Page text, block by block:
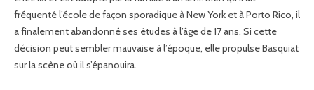
fréquenté l’école de façon sporadique à New York et à Porto Rico, il
a finalement abandonné ses études à l’âge de 17 ans. Si cette
décision peut sembler mauvaise à l’époque, elle propulse Basquiat
sur la scène où il s’épanouira.